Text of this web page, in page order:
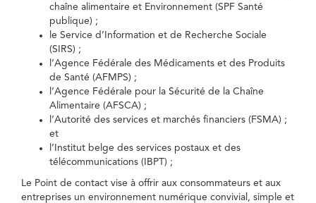
chaîne alimentaire et Environnement (SPF Santé
publique) ;
le Service d’Information et de Recherche Sociale
(SIRS) ;
l’Agence Fédérale des Médicaments et des Produits
de Santé (AFMPS) ;
l’Agence Fédérale pour la Sécurité de la Chaîne
Alimentaire (AFSCA) ;
l’Autorité des services et marchés financiers (FSMA) ;
et
l’Institut belge des services postaux et des
télécommunications (IBPT) ;
Le Point de contact vise à offrir aux consommateurs et aux
entreprises un environnement numérique convivial, simple et